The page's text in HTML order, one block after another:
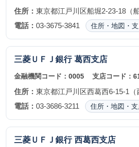
住所： 東京都江戸川区船堀2-23-18（
電話： 03-3675-3841 住所・地図・
三菱ＵＦＪ銀行 葛西支店
金融機関コード： 0005 支店コード：
住所： 東京都江戸川区西葛西6-15-1（
電話： 03-3686-3211 住所・地図・
三菱ＵＦＪ銀行 西葛西支店